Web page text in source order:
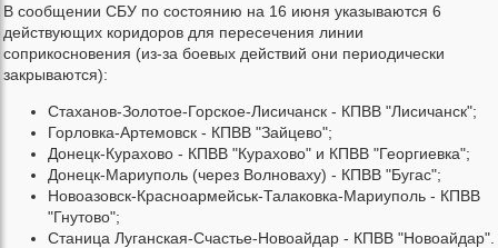
В сообщении СБУ по состоянию на 16 июня указываются 6
действующих коридоров для пересечения линии
соприкосновения (из-за боевых действий они периодически
закрываются):
Стаханов-Золотое-Горское-Лисичанск - КПВВ "Лисичанск";
Горловка-Артемовск - КПВВ "Зайцево";
Донецк-Курахово - КПВВ "Курахово" и КПВВ "Георгиевка";
Донецк-Мариуполь (через Волноваху) - КПВВ "Бугас";
Новоазовск-Красноармейськ-Талаковка-Мариуполь - КПВВ
"Гнутово";
Станица Луганская-Счастье-Новоайдар - КПВВ "Новоайдар".